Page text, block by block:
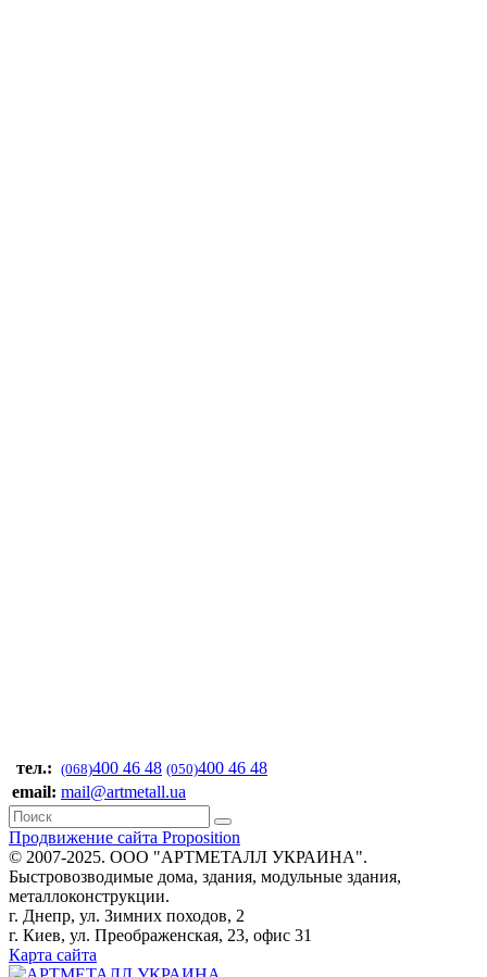
тел.: (068)400 46 48 (050)400 46 48
email: mail@artmetall.ua
Продвижение сайта Proposition
© 2007-2025. ООО "AРТМЕТАЛЛ УКРАИНА".
Быстровозводимые дома, здания, модульные здания,
металлоконструкции.
г. Днепр, ул. Зимних походов, 2
г. Киев, ул. Преображенская, 23, офис 31
Карта сайта